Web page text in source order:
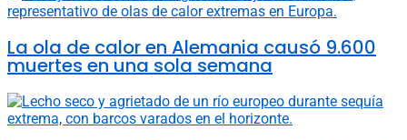
La ola de calor en Alemania causó 9.600
muertes en una sola semana